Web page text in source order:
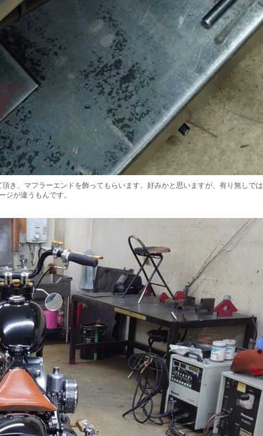
き、マフラーエンドを飾ってもらいます。好みかと思いますが、有り無しでは
ジが違うもんです。